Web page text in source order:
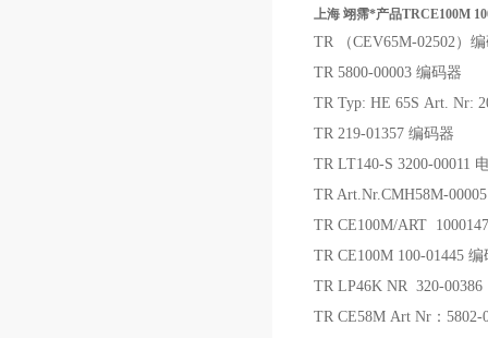
上海 翊霈*产品TRCE100M
TR （CEV65M-02502）
TR 5800-00003 编码器
TR Typ: HE 65S Art. Nr:
TR 219-01357 编码器
TR LT140-S 3200-00011
TR Art.Nr.CMH58M-
TR CE100M/ART
TR CE100M 100-01445
TR LP46K NR 320-
TR CE58M Art Nr：5802-